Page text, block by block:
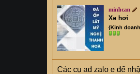
minhcan
Xe hơi
{Kinh
Các cụ ad zalo e để